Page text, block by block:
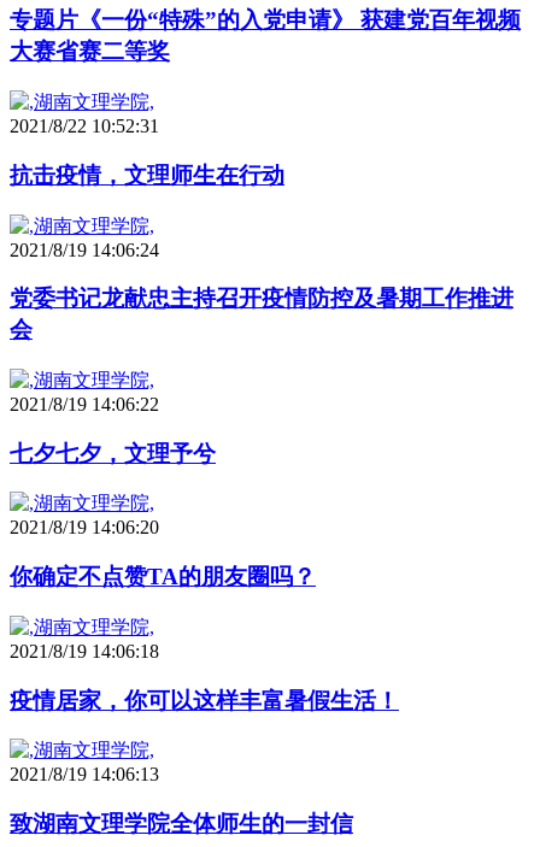
专题片《一份“特殊”的入党申请》 获建党百年视频
大赛省赛二等奖
2021/8/22 10:52:31
抗击疫情，文理师生在行动
2021/8/19 14:06:24
党委书记龙献忠主持召开疫情防控及暑期工作推进
会
2021/8/19 14:06:22
七夕七夕，文理予兮
2021/8/19 14:06:20
你确定不点赞TA的朋友圈吗？
2021/8/19 14:06:18
疫情居家，你可以这样丰富暑假生活！
2021/8/19 14:06:13
致湖南文理学院全体师生的一封信